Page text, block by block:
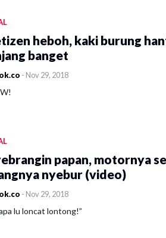
heboh, kaki burung
banget
- Nov 29, 2018
papan, motornya
nyebur (video)
- Nov 29, 2018
lu loncat lontong!”